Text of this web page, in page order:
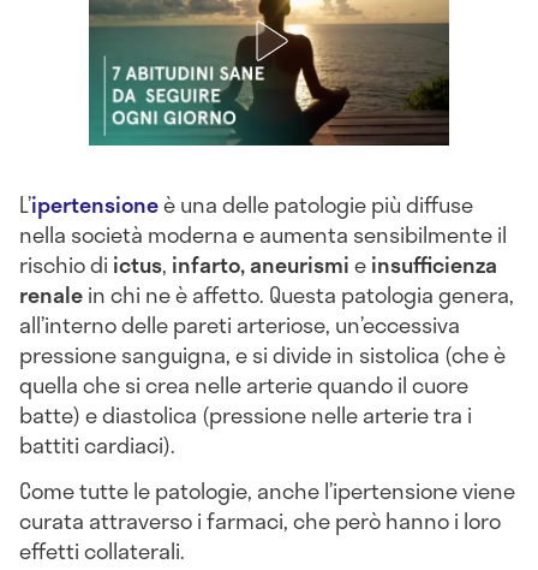
L’ipertensioneè una delle patologie più diffuse
nella società moderna e aumenta sensibilmente il
rischio di ictus, infarto,aneurismieinsufficienza
renalein chi ne è affetto. Questa patologia genera,
all’interno delle pareti arteriose, un’eccessiva
pressione sanguigna, e si divide in sistolica (che è
quella che si crea nelle arterie quando il cuore
batte) e diastolica (pressione nelle arterie tra i
battiti cardiaci).
Come tutte le patologie, anche l’ipertensione viene
curata attraverso i farmaci, che però hanno i loro
effetti collaterali.